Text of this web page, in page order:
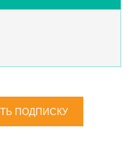
ПОДПИСКУ